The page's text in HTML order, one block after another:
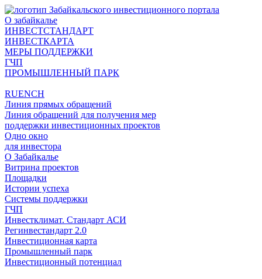
О забайкалье
ИНВЕСТСТАНДАРТ
ИНВЕСТКАРТА
МЕРЫ ПОДДЕРЖКИ
ГЧП
ПРОМЫШЛЕННЫЙ ПАРК
RUENCH
Линия прямых обращений
Линия обращений для получения мер
поддержки инвестиционных проектов
Одно окно
для инвестора
О Забайкалье
Витрина проектов
Площадки
Истории успеха
Системы поддержки
ГЧП
Инвестклимат. Стандарт АСИ
Регинвестандарт 2.0
Инвестиционная карта
Промышленный парк
Инвестиционный потенциал